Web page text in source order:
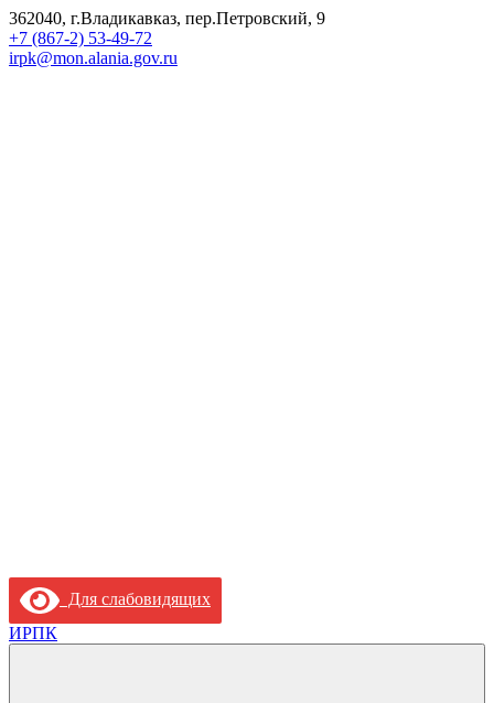
362040, г.Владикавказ, пер.Петровский, 9
+7 (867-2) 53-49-72
irpk@mon.alania.gov.ru
Для слабовидящих
ИРПК